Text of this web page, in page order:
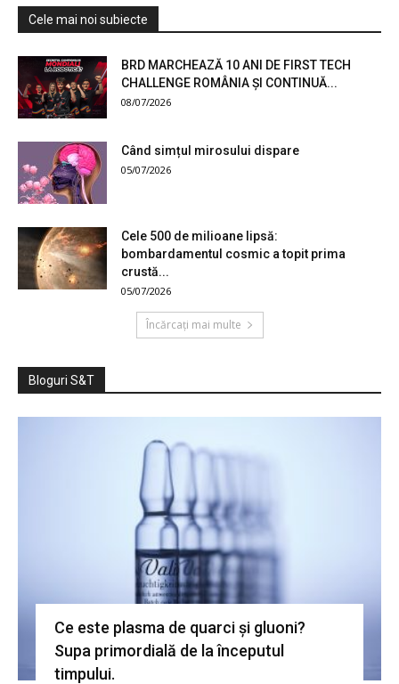
Cele mai noi subiecte
BRD MARCHEAZĂ 10 ANI DE FIRST TECH
CHALLENGE ROMÂNIA ȘI CONTINUĂ...
08/07/2026
Când simțul mirosului dispare
05/07/2026
Cele 500 de milioane lipsă:
bombardamentul cosmic a topit prima
crustă...
05/07/2026
Încărcați mai multe
Bloguri S&T
Ce este plasma de quarci și gluoni?
Supa primordială de la începutul
timpului.